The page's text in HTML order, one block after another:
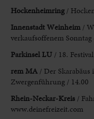
Hockenheimring /
Innenstadt Weinheim /
verkaufsoffenem
Parkinsel LU / 18.
rem MA / Der
Zwergenführung / 14.00
Rhein-Neckar-Kreis /
www.deinefreizeit.com